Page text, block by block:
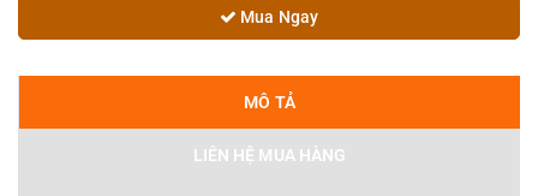
Mua Ngay
MÔ TẢ
LIÊN HỆ MUA HÀNG